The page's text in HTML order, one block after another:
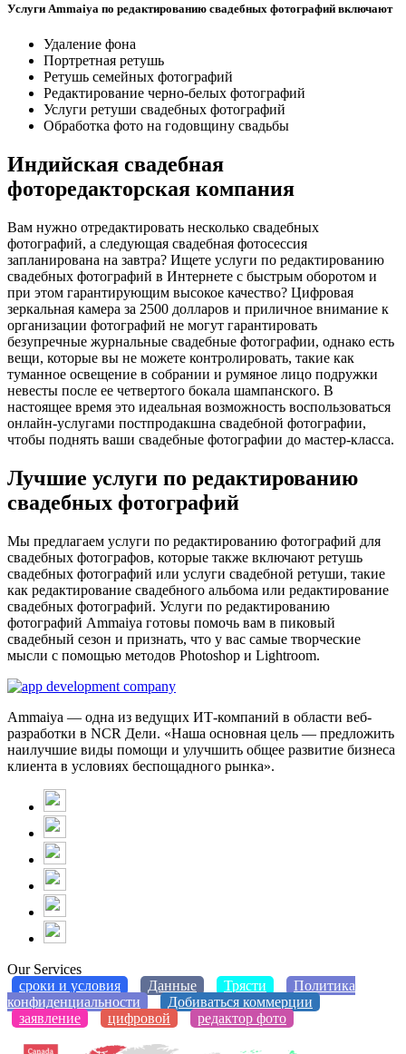
Услуги Ammaiya по редактированию свадебных фотографий включают
Удаление фона
Портретная ретушь
Ретушь семейных фотографий
Редактирование черно-белых фотографий
Услуги ретуши свадебных фотографий
Обработка фото на годовщину свадьбы
Индийская свадебная
фоторедакторская компания
Вам нужно отредактировать несколько свадебных
фотографий, а следующая свадебная фотосессия
запланирована на завтра? Ищете услуги по редактированию
свадебных фотографий в Интернете с быстрым оборотом и
при этом гарантирующим высокое качество? Цифровая
зеркальная камера за 2500 долларов и приличное внимание к
организации фотографий не могут гарантировать
безупречные журнальные свадебные фотографии, однако есть
вещи, которые вы не можете контролировать, такие как
туманное освещение в собрании и румяное лицо подружки
невесты после ее четвертого бокала шампанского. В
настоящее время это идеальная возможность воспользоваться
онлайн-услугами постпродакшна свадебной фотографии,
чтобы поднять ваши свадебные фотографии до мастер-класса.
Лучшие услуги по редактированию
свадебных фотографий
Мы предлагаем услуги по редактированию фотографий для
свадебных фотографов, которые также включают ретушь
свадебных фотографий или услуги свадебной ретуши, такие
как редактирование свадебного альбома или редактирование
свадебных фотографий. Услуги по редактированию
фотографий Ammaiya готовы помочь вам в пиковый
свадебный сезон и признать, что у вас самые творческие
мысли с помощью методов Photoshop и Lightroom.
Ammaiya — одна из ведущих ИТ-компаний в области веб-
разработки в NCR Дели. «Наша основная цель — предложить
наилучшие виды помощи и улучшить общее развитие бизнеса
клиента в условиях беспощадного рынка».
Our Services
сроки и условия
Данные Трясти
Политика
конфиденциальности
Добиваться коммерции
заявление
цифровой редактор фото